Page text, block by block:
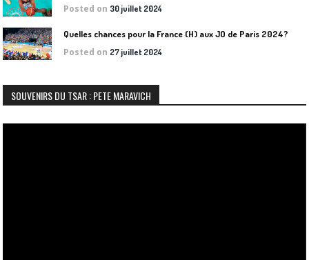
Posted on 30 juillet 2024
Quelles chances pour la France (H) aux JO de Paris 2024?
Posted on 27 juillet 2024
SOUVENIRS DU TSAR : PETE MARAVICH